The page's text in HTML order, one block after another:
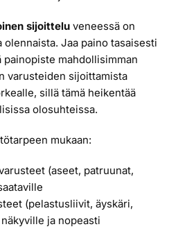
sijoittelu veneessä on
Jaa paino tasaisesti
mahdollisimman
varusteiden sijoittamista
sillä tämä heikentää
olosuhteissa.
mukaan:
(aseet, patruunat,
(pelastusliivit, äyskäri,
ja nopeasti